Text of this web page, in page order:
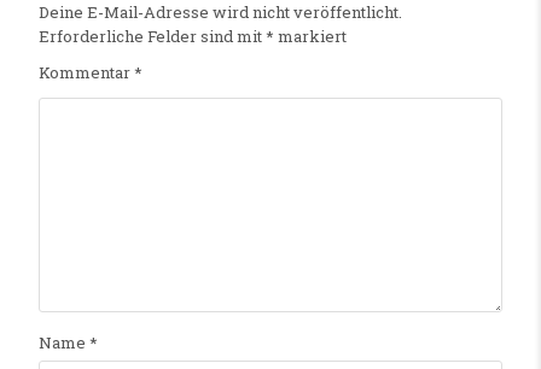
Deine E-Mail-Adresse wird nicht veröffentlicht.
Erforderliche Felder sind mit* markiert
Kommentar*
Name *